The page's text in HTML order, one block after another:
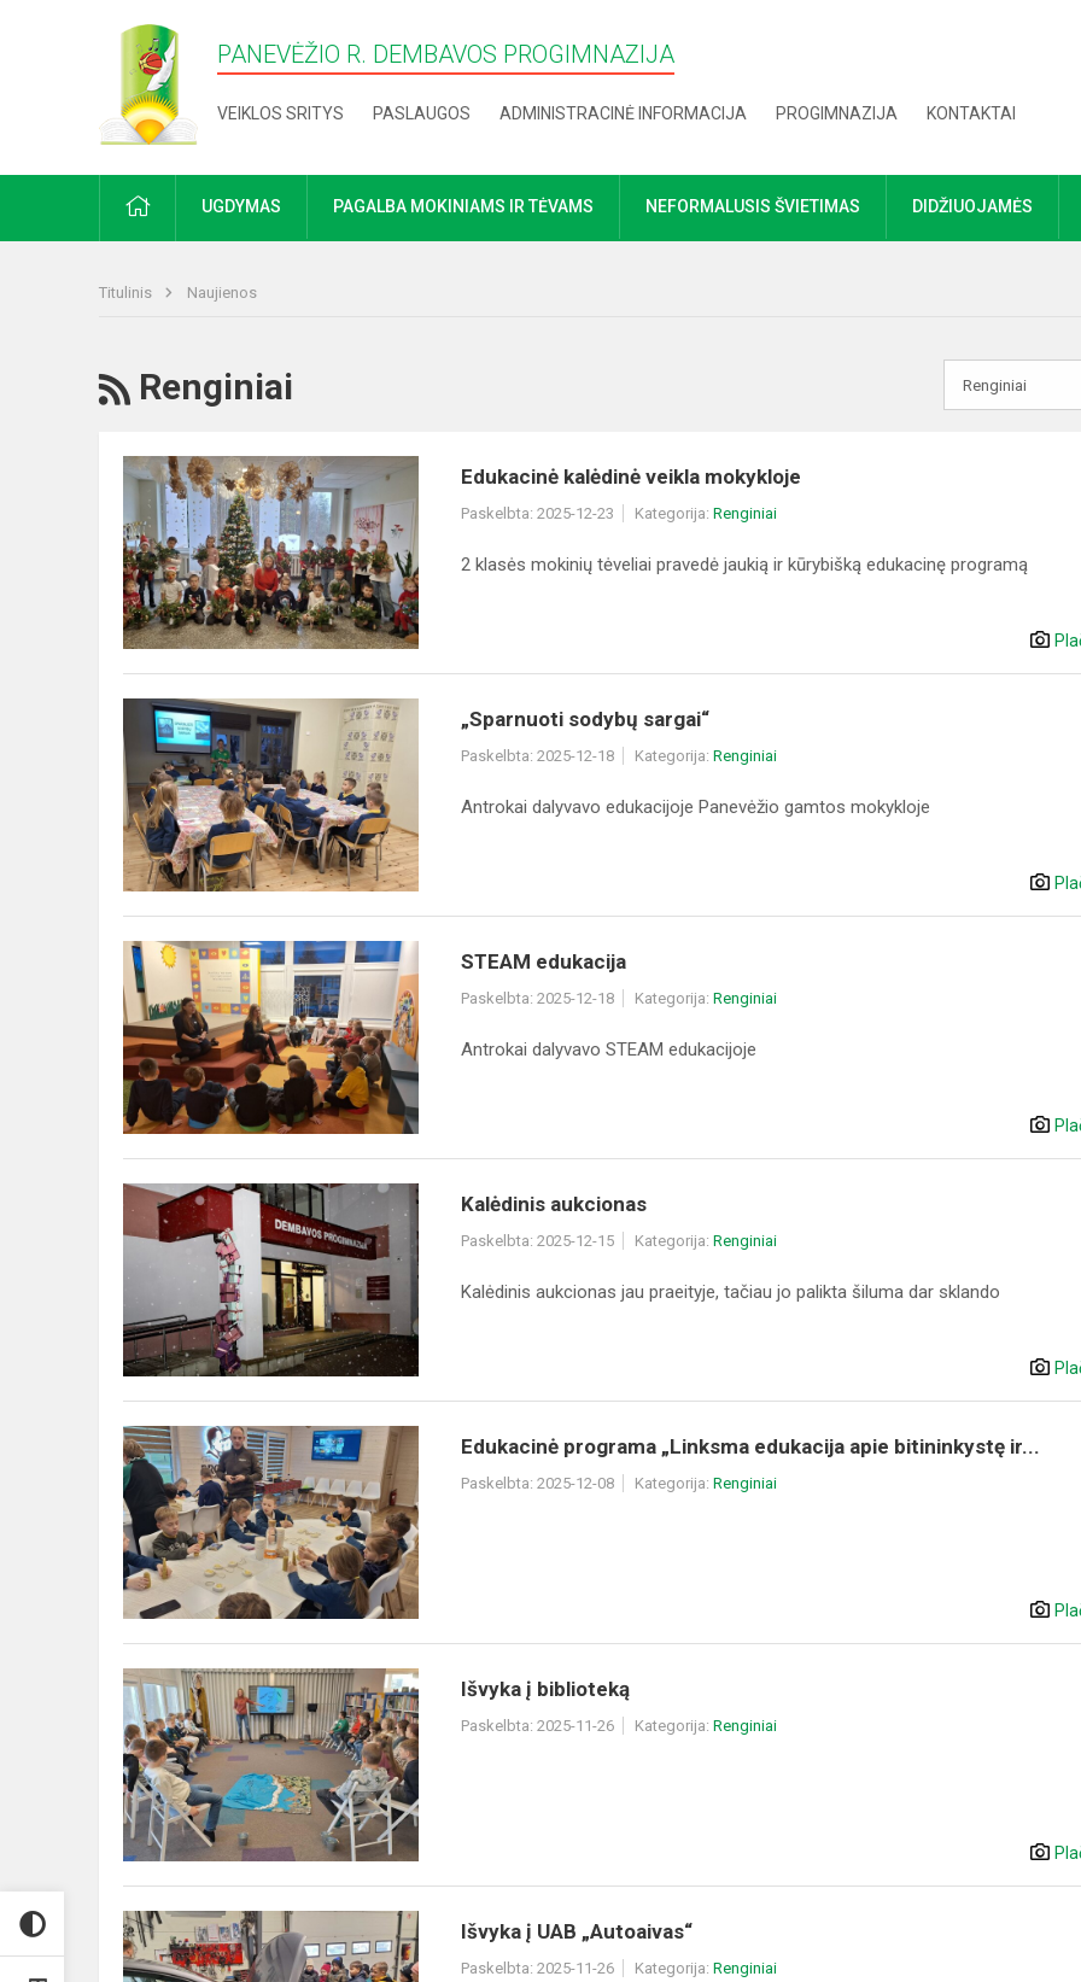
PANEVĖŽIO R. DEMBAVOS PROGIMNAZIJA
VEIKLOS SRITYS PASLAUGOS ADMINISTRACINĖ INFORMACIJA PROGIMNAZIJA KONTAKTAI
PRADŽIAUGDYMAS PAGALBA MOKINIAMS IR TĖVAMS NEFORMALUSIS ŠVIETIMAS DIDŽIUOJAMĖS
Titulinis Naujienos
RSS
Renginiai
Edukacinė
kalėdinė
veikla
mokykloje
Edukacinė kalėdinė veikla mokykloje
Paskelbta: 2025-12-23 Kategorija: Renginiai
2 klasės mokinių tėveliai pravedė jaukią ir kūrybišką edukacinę programą
„Sparnuoti
sodybų
sargai“
„Sparnuoti sodybų sargai“
Paskelbta: 2025-12-18 Kategorija: Renginiai
Antrokai dalyvavo edukacijoje Panevėžio gamtos mokykloje
STEAM
edukacija
STEAM edukacija
Paskelbta: 2025-12-18 Kategorija: Renginiai
Antrokai dalyvavo STEAM edukacijoje
Kalėdinis
aukcionas
Kalėdinis aukcionas
Paskelbta: 2025-12-15 Kategorija: Renginiai
Kalėdinis aukcionas jau praeityje, tačiau jo palikta šiluma dar sklando
Edukacinė
programa
„Linksma
edukacija
apie
bitininkystę
ir...
Edukacinė programa „Linksma edukacija apie bitininkystę ir...
Paskelbta: 2025-12-08 Kategorija: Renginiai
Išvyka
biblioteką
Išvyka į biblioteką
Paskelbta: 2025-11-26 Kategorija: Renginiai
Išvyka
į
Išvyka į UAB „Autoaivas“
Paskelbta: 2025-11-26 Kategorija: Renginiai